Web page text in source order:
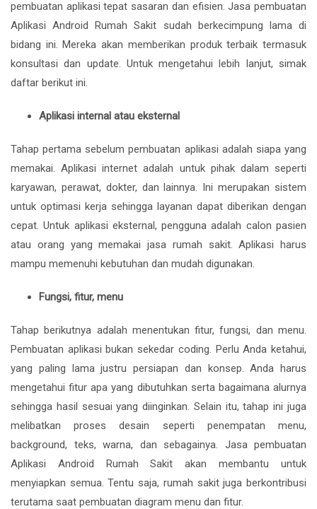
pembuatan aplikasi tepat sasaran dan efisien. Jasa pembuatan
Aplikasi Android Rumah Sakit sudah berkecimpung lama di
bidang ini. Mereka akan memberikan produk terbaik termasuk
konsultasi dan update. Untuk mengetahui lebih lanjut, simak
daftar berikut ini.
Aplikasi internal atau eksternal
Tahap pertama sebelum pembuatan aplikasi adalah siapa yang
memakai. Aplikasi internet adalah untuk pihak dalam seperti
karyawan, perawat, dokter, dan lainnya. Ini merupakan sistem
untuk optimasi kerja sehingga layanan dapat diberikan dengan
cepat. Untuk aplikasi eksternal, pengguna adalah calon pasien
atau orang yang memakai jasa rumah sakit. Aplikasi harus
mampu memenuhi kebutuhan dan mudah digunakan.
Fungsi, fitur, menu
Tahap berikutnya adalah menentukan fitur, fungsi, dan menu.
Pembuatan aplikasi bukan sekedar coding. Perlu Anda ketahui,
yang paling lama justru persiapan dan konsep. Anda harus
mengetahui fitur apa yang dibutuhkan serta bagaimana alurnya
sehingga hasil sesuai yang diinginkan. Selain itu, tahap ini juga
melibatkan proses desain seperti penempatan menu,
background, teks, warna, dan sebagainya. Jasa pembuatan
Aplikasi Android Rumah Sakit akan membantu untuk
menyiapkan semua. Tentu saja, rumah sakit juga berkontribusi
terutama saat pembuatan diagram menu dan fitur.